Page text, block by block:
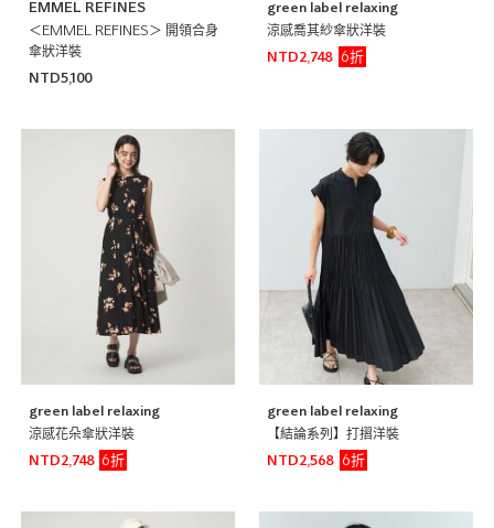
EMMEL REFINES
＜EMMEL REFINES＞ 開領合身
傘狀洋裝
NTD5,100
green label relaxing
涼感喬其紗傘狀洋裝
NTD2,748
6折
green label relaxing
涼感花朵傘狀洋裝
NTD2,748
6折
green label relaxing
【結論系列】打摺洋裝
NTD2,568
6折